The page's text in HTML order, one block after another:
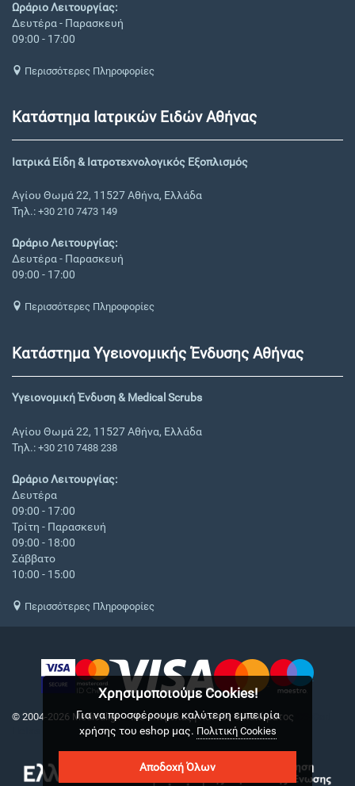
Ωράριο Λειτουργίας:
Δευτέρα - Παρασκευή
09:00 - 17:00
Περισσότερες Πληροφορίες
Κατάστημα Ιατρικών Ειδών Αθήνας
Ιατρικά Είδη & Ιατροτεχνολογικός Εξοπλισμός
Αγίου Θωμά 22, 11527 Αθήνα, Ελλάδα
Τηλ.: +30 210 7473 149
Ωράριο Λειτουργίας:
Δευτέρα - Παρασκευή
09:00 - 17:00
Περισσότερες Πληροφορίες
Κατάστημα Υγειονομικής Ένδυσης Αθήνας
Υγειονομική Ένδυση & Medical Scrubs
Αγίου Θωμά 22, 11527 Αθήνα, Ελλάδα
Τηλ.: +30 210 7488 238
Ωράριο Λειτουργίας:
Δευτέρα
09:00 - 17:00
Τρίτη - Παρασκευή
09:00 - 18:00
Σάββατο
10:00 - 15:00
Περισσότερες Πληροφορίες
© 2004-2026 Medical.gr. - Με επιφύλαξη παντός δικαιώματος
Χρησιμοποιούμε Cookies!
Για να προσφέρουμε καλύτερη εμπειρία
χρήσης του eshop μας. Πολιτική Cookies
Αποδοχή Όλων